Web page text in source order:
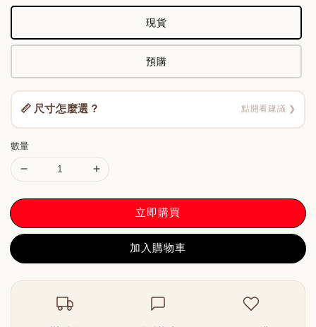
現貨
預購
📏 尺寸怎麼選？ 點開看建議 ❯
數量
立即購買
加入購物車